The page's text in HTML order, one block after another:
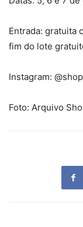
Entrada: gratuita
fim do lote
Instagram:
Foto: Arquivo